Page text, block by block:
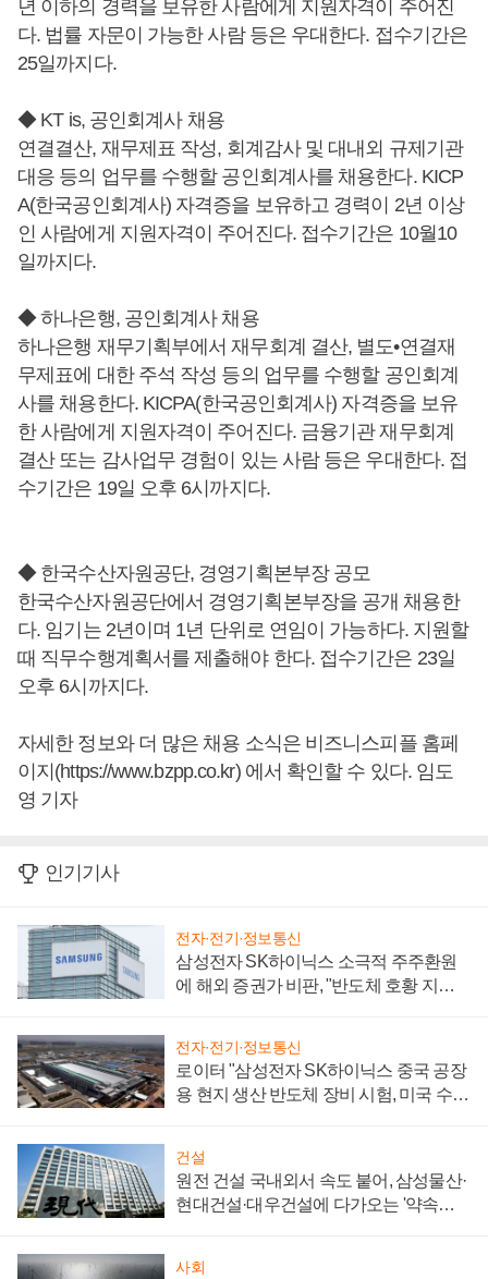
년 이하의 경력을 보유한 사람에게 지원자격이 주어진
다. 법률 자문이 가능한 사람 등은 우대한다. 접수기간은
25일까지다.
◆ KT is, 공인회계사 채용
연결결산, 재무제표 작성, 회계감사 및 대내외 규제기관
대응 등의 업무를 수행할 공인회계사를 채용한다. KICP
A(한국공인회계사) 자격증을 보유하고 경력이 2년 이상
인 사람에게 지원자격이 주어진다. 접수기간은 10월10
일까지다.
◆ 하나은행, 공인회계사 채용
하나은행 재무기획부에서 재무회계 결산, 별도•연결재
무제표에 대한 주석 작성 등의 업무를 수행할 공인회계
사를 채용한다. KICPA(한국공인회계사) 자격증을 보유
한 사람에게 지원자격이 주어진다. 금융기관 재무회계
결산 또는 감사업무 경험이 있는 사람 등은 우대한다. 접
수기간은 19일 오후 6시까지다.
◆ 한국수산자원공단, 경영기획본부장 공모
한국수산자원공단에서 경영기획본부장을 공개 채용한
다. 임기는 2년이며 1년 단위로 연임이 가능하다. 지원할
때 직무수행계획서를 제출해야 한다. 접수기간은 23일
오후 6시까지다.
자세한 정보와 더 많은 채용 소식은 비즈니스피플 홈페
이지(https://www.bzpp.co.kr) 에서 확인할 수 있다. 임도
영 기자
인기기사
전자·전기·정보통신
삼성전자 SK하이닉스 소극적 주주환원
에 해외 증권가 비판, "반도체 호황 지속
전자·전기·정보통신
로이터 "삼성전자 SK하이닉스 중국 공장
용 현지 생산 반도체 장비 시험, 미국 수출
건설
원전 건설 국내외서 속도 붙어, 삼성물산·
현대건설·대우건설에 다가오는 '약속의
사회